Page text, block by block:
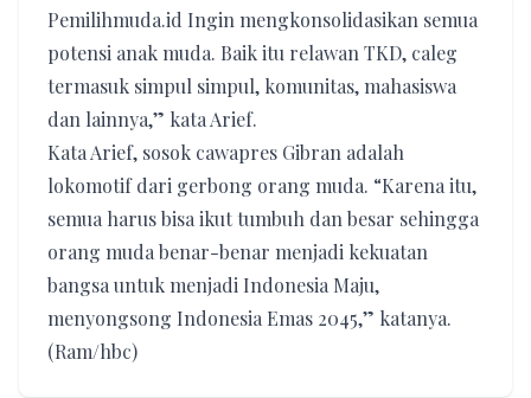
Pemilihmuda.id Ingin mengkonsolidasikan semua
potensi anak muda. Baik itu relawan TKD, caleg
termasuk simpul simpul, komunitas, mahasiswa
dan lainnya,” kata Arief.
Kata Arief, sosok cawapres Gibran adalah
lokomotif dari gerbong orang muda. “Karena itu,
semua harus bisa ikut tumbuh dan besar sehingga
orang muda benar-benar menjadi kekuatan
bangsa untuk menjadi Indonesia Maju,
menyongsong Indonesia Emas 2045,” katanya.
(Ram/hbc)